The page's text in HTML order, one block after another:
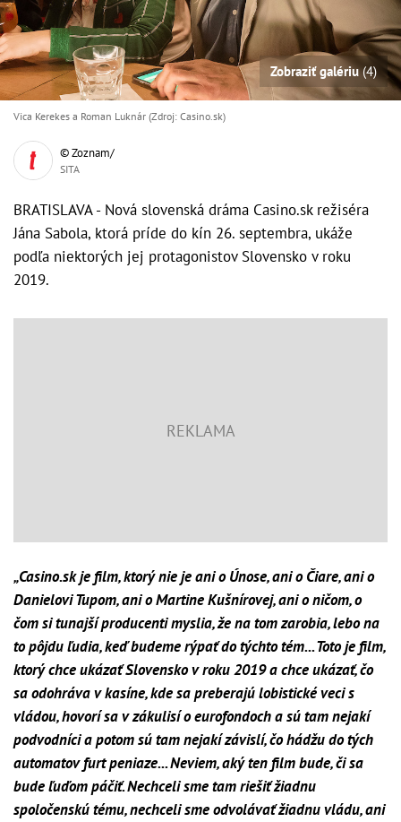
Zobraziť galériu(4)
Vica Kerekes a Roman Luknár (Zdroj: Casino.sk)
© Zoznam/
SITA
BRATISLAVA - Nová slovenská dráma Casino.sk režiséra
Jána Sabola, ktorá príde do kín 26. septembra, ukáže
podľa niektorých jej protagonistov Slovensko v roku
2019.
„Casino.sk je film, ktorý nie je ani o Únose, ani o Čiare, ani o
Danielovi Tupom, ani o Martine Kušnírovej, ani o ničom, o
čom si tunajší producenti myslia, že na tom zarobia, lebo na
to pôjdu ľudia, keď budeme rýpať do týchto tém... Toto je film,
ktorý chce ukázať Slovensko v roku 2019 a chce ukázať, čo
sa odohráva v kasíne, kde sa preberajú lobistické veci s
vládou, hovorí sa v zákulisí o eurofondoch a sú tam nejakí
podvodníci a potom sú tam nejakí závislí, čo hádžu do tých
automatov furt peniaze... Neviem, aký ten film bude, či sa
bude ľuďom páčiť. Nechceli sme tam riešiť žiadnu
spoločenskú tému, nechceli sme odvolávať žiadnu vládu, ani